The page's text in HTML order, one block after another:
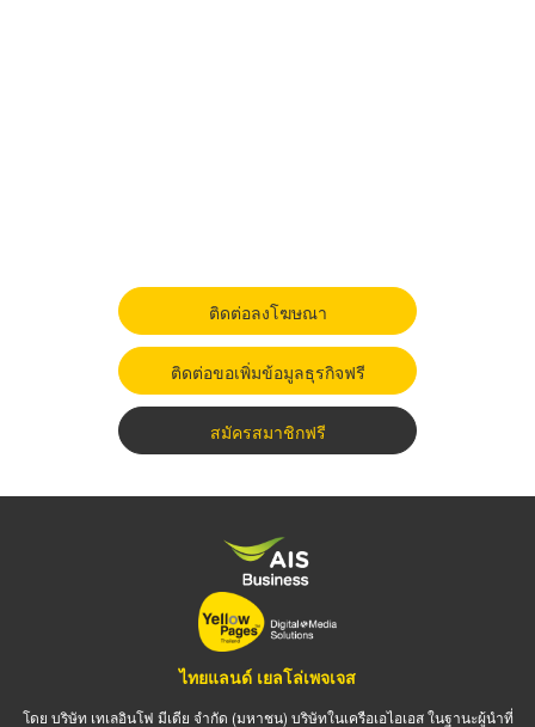
ติดต่อลงโฆษณา
ติดต่อขอเพิ่มข้อมูลธุรกิจฟรี
สมัครสมาชิกฟรี
ไทยแลนด์ เยลโล่เพจเจส
โดย บริษัท เทเลอินโฟ มีเดีย จำกัด (มหาชน) บริษัทในเครือเอไอเอส ในฐานะผู้นำที่